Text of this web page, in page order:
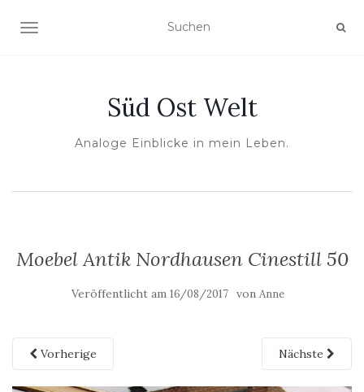
NAVIGATION UMSCHALTEN
Süd Ost Welt
Analoge Einblicke in mein Leben.
Moebel Antik Nordhausen Cinestill 50
Veröffentlicht am 16/08/2017 von Anne
Vorherige Nächste